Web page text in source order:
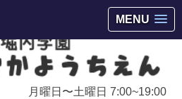
MENU
月曜日〜土曜日 7:00~19:00